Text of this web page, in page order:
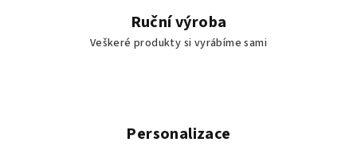
Ruční výroba
Veškeré produkty si vyrábíme sami
Personalizace